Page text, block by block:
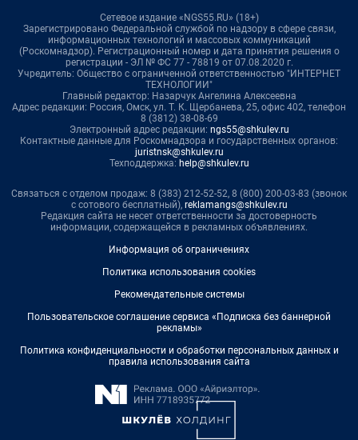
Сетевое издание «NGS55.RU» (18+)
Зарегистрировано Федеральной службой по надзору в сфере связи,
информационных технологий и массовых коммуникаций
(Роскомнадзор). Регистрационный номер и дата принятия решения о
регистрации - ЭЛ № ФС 77 - 78819 от 07.08.2020 г.
Учредитель: Общество с ограниченной ответственностью "ИНТЕРНЕТ
ТЕХНОЛОГИИ"
Главный редактор: Назарчук Ангелина Алексеевна
Адрес редакции: Россия, Омск, ул. Т. К. Щербанева, 25, офис 402, телефон
8 (3812) 38-08-69
Электронный адрес редакции: ngs55@shkulev.ru
Контактные данные для Роскомнадзора и государственных органов:
juristnsk@shkulev.ru
Техподдержка: help@shkulev.ru
Связаться с отделом продаж: 8 (383) 212-52-52, 8 (800) 200-03-83 (звонок
с сотового бесплатный), reklamangs@shkulev.ru
Редакция сайта не несет ответственности за достоверность
информации, содержащейся в рекламных объявлениях.
Информация об ограничениях
Политика использования cookies
Рекомендательные системы
Пользовательское соглашение сервиса «Подписка без баннерной
рекламы»
Политика конфиденциальности и обработки персональных данных и
правила использования сайта